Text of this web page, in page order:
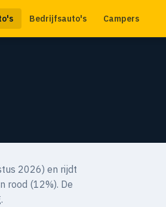
Bedrijfsauto's Campers
2026) en rijdt
rood (12%). De